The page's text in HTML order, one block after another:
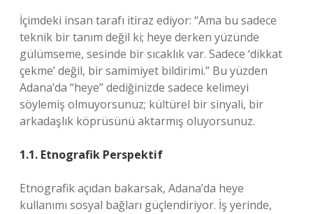
İçimdeki insan tarafı itiraz ediyor: “Ama bu sadece
teknik bir tanım değil ki; heye derken yüzünde
gülümseme, sesinde bir sıcaklık var. Sadece ‘dikkat
çekme’ değil, bir samimiyet bildirimi.” Bu yüzden
Adana’da “heye” dediğinizde sadece kelimeyi
söylemiş olmuyorsunuz; kültürel bir sinyali, bir
arkadaşlık köprüsünü aktarmış oluyorsunuz.
1.1. Etnografik Perspektif
Etnografik açıdan bakarsak, Adana’da heye
kullanımı sosyal bağları güçlendiriyor. İş yerinde,